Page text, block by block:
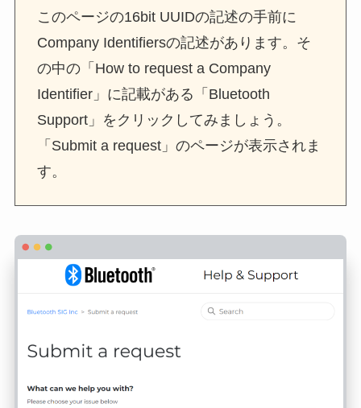
このページの16bit UUIDの記述の手前に
Company Identifiersの記述があります。そ
の中の「How to request a Company
Identifier」に記載がある「Bluetooth
Support」をクリックしてみましょう。
「Submit a request」のページが表示されま
す。